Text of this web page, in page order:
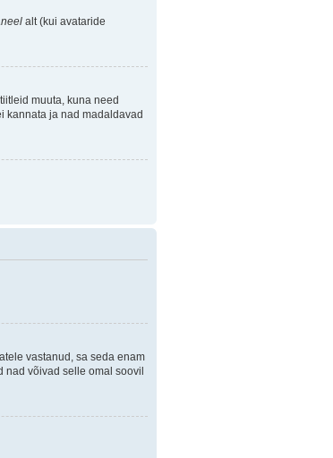
alt (kui avataride
muuta, kuna need
kannata ja nad madaldavad
vastanud, sa seda enam
nad võivad selle omal soovil